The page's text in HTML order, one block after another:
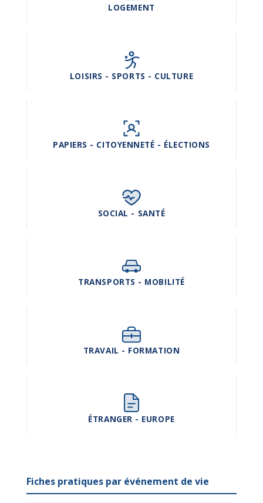
LOGEMENT
LOISIRS - SPORTS - CULTURE
PAPIERS - CITOYENNETÉ - ÉLECTIONS
SOCIAL - SANTÉ
TRANSPORTS - MOBILITÉ
TRAVAIL - FORMATION
ÉTRANGER - EUROPE
Fiches pratiques par événement de vie